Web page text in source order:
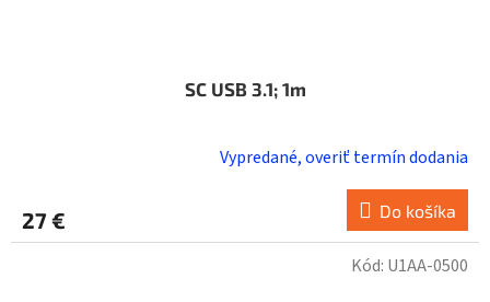
SC USB 3.1; 1m
Vypredané, overiť termín dodania
27 € Do košíka
Kód: U1AA-0500